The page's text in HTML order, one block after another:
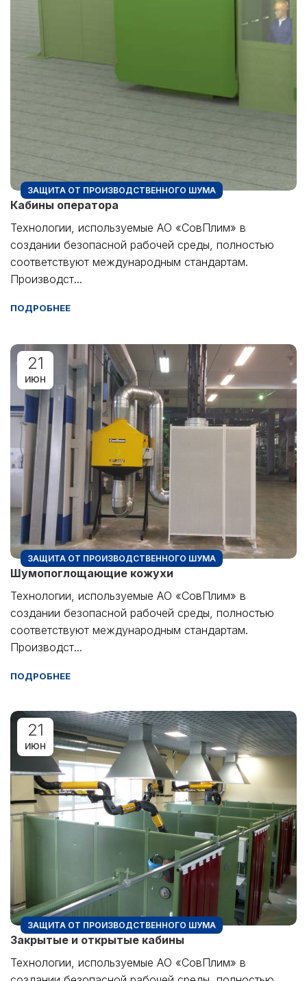
ЗАЩИТА ОТ ПРОИЗВОДСТВЕННОГО ШУМА
Кабины оператора
Технологии, используемые АО «СовПлим» в
создании безопасной рабочей среды, полностью
соответствуют международным стандартам.
Производст...
ПОДРОБНЕЕ
21
ИЮН
ЗАЩИТА ОТ ПРОИЗВОДСТВЕННОГО ШУМА
Шумопоглощающие кожухи
Технологии, используемые АО «СовПлим» в
создании безопасной рабочей среды, полностью
соответствуют международным стандартам.
Производст...
ПОДРОБНЕЕ
21
ИЮН
ЗАЩИТА ОТ ПРОИЗВОДСТВЕННОГО ШУМА
Закрытые и открытые кабины
Технологии, используемые АО «СовПлим» в